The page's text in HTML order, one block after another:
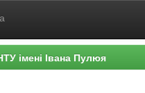
імені Івана Пулюя